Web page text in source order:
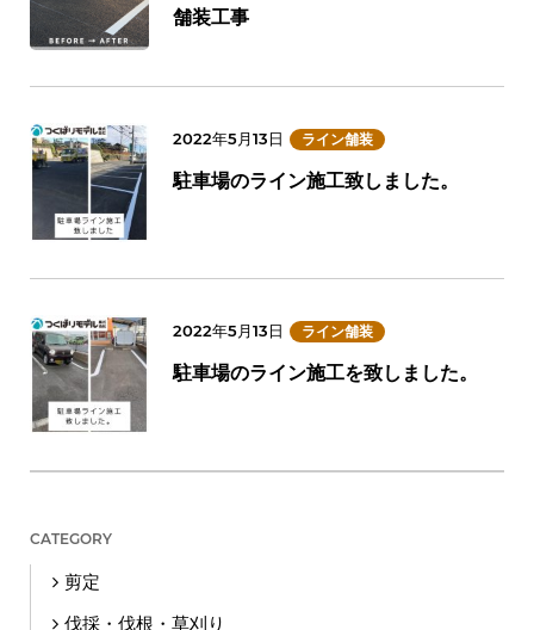
舗装工事
2022年5月13日 ライン舗装
駐車場のライン施工致しました。
2022年5月13日 ライン舗装
駐車場のライン施工を致しました。
CATEGORY
剪定
伐採・伐根・草刈り